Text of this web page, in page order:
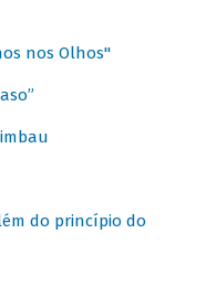
nos Olhos"
do princípio do